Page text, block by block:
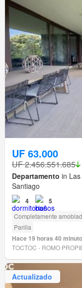
UF 63.000
UF 2.456.551.685
Departamento in
Santiago
4 5
Completamente
Parilla
Hace 19 horas 40
TOCTOC - ROMO
Actualizado